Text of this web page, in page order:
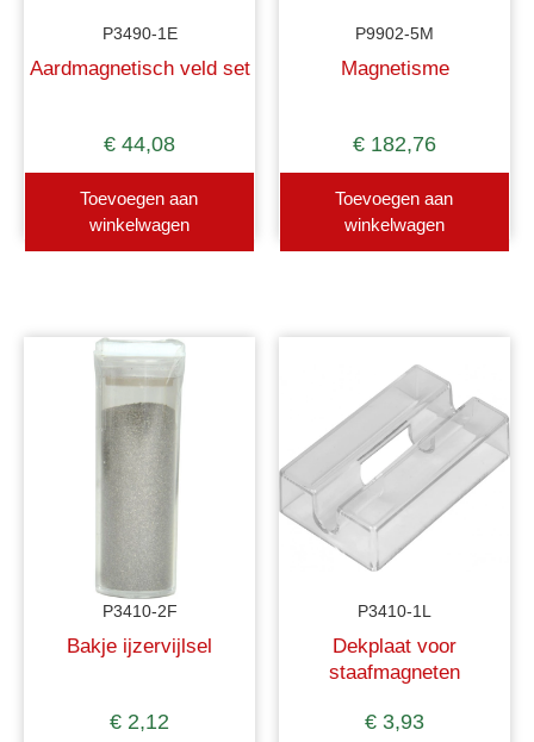
P3490-1E
Aardmagnetisch veld set
€ 44,08
Toevoegen aan
winkelwagen
P9902-5M
Magnetisme
€ 182,76
Toevoegen aan
winkelwagen
P3410-2F
Bakje ijzervijlsel
€ 2,12
P3410-1L
Dekplaat voor
staafmagneten
€ 3,93